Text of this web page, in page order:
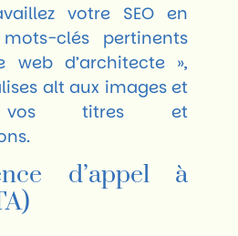
votre SEO en
clés pertinents
web d’architecte »,
alt aux images et
vos titres et
d’appel à